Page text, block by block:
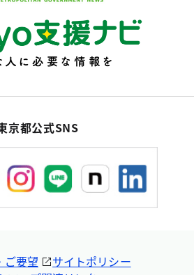
京都公式SNS
ご要望
サイトポリシー